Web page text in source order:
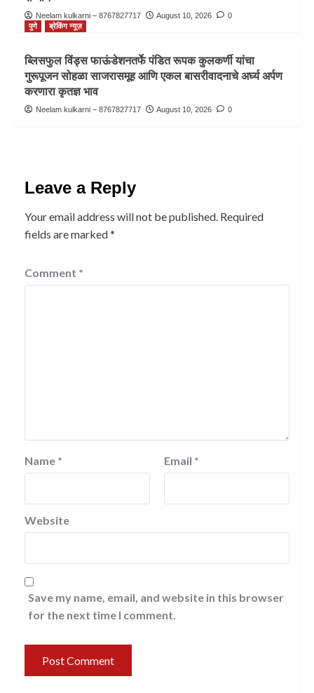
Neelam kulkarni – 8767827717 August 10, 2026
0
पुणे
ब्रेकिंग न्यूज़
ब्लिसफुल विंड्स फाऊंडेशनतर्फे पंडित रूपक कुलकर्णी यांचा
गुरूपूजन सोहळा साजरासमूह आणि एकल बासरीवादनाचे अर्घ्य अर्पण
करणारा कृतज्ञ भाव
Neelam kulkarni – 8767827717 August 10, 2026 0
Leave a Reply
Your email address will not be published. Required
fields are marked*
Comment *
Name * Email *
Website
Save my name, email, and website in this browser
for the next time I comment.